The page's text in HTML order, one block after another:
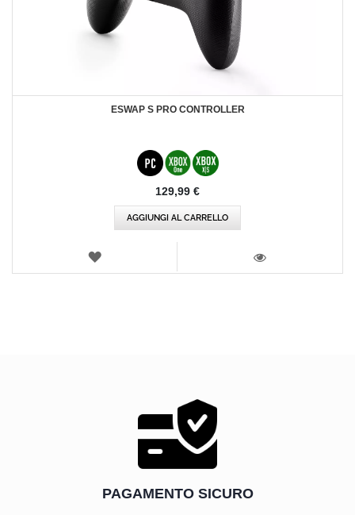
ESWAP S PRO CONTROLLER
129,99 €
AGGIUNGI AL CARRELLO
LISTA
VISTA
PAGAMENTO SICURO